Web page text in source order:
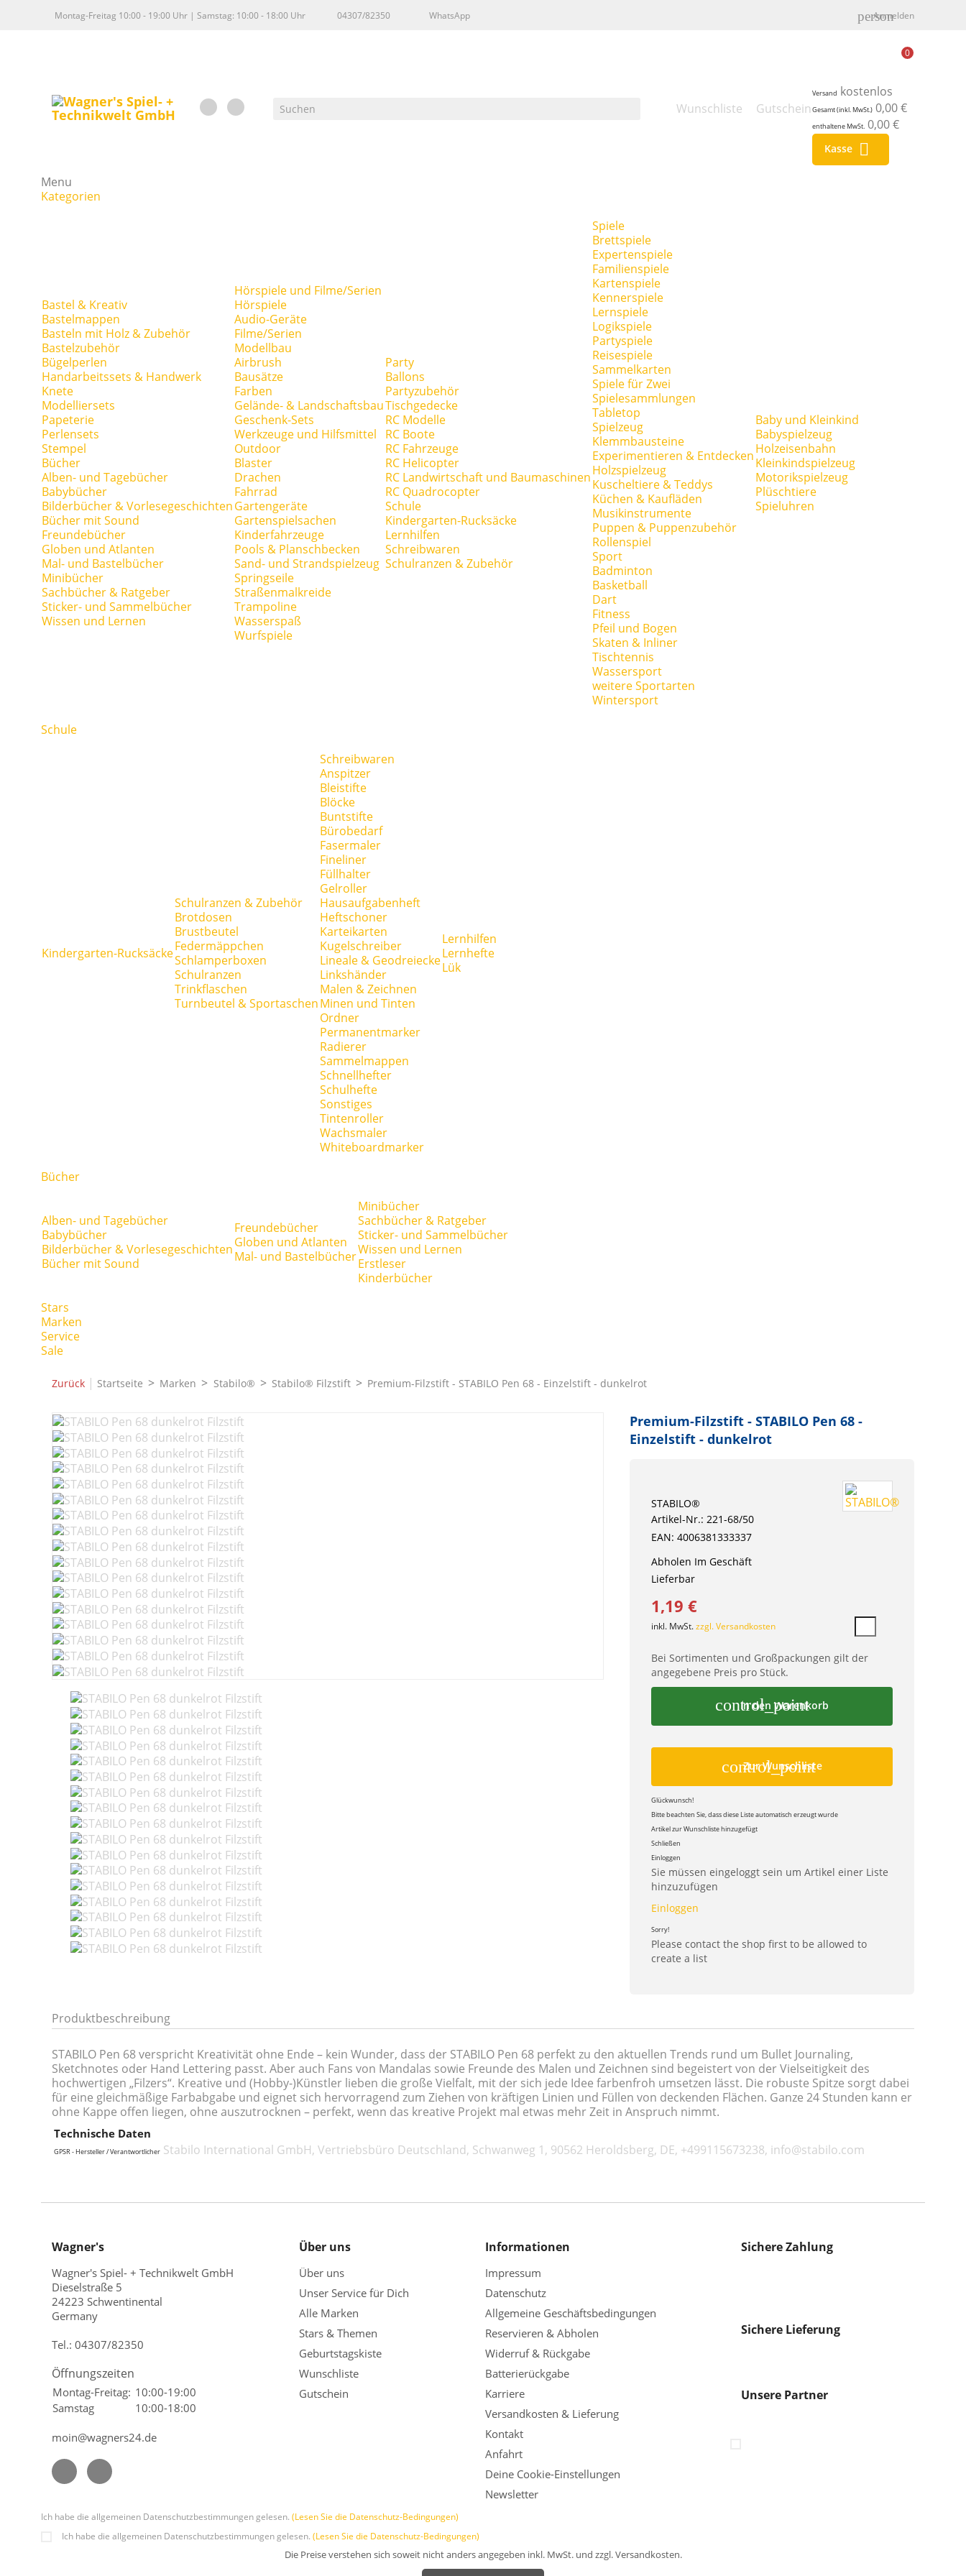
Montag-Freitag 10:00 - 19:00 Uhr | Samstag: 10:00 - 18:00 Uhr 04307/82350 WhatsApp person
Anmelden
Wunschliste Gutschein
0
Versand kostenlos
Gesamt (inkl. MwSt.) 0,00 €
enthaltene MwSt. 0,00 €
Kasse 
Menu
Kategorien
Bastel & Kreativ
Bastelmappen
Basteln mit Holz & Zubehör
Bastelzubehör
Bügelperlen
Handarbeitssets & Handwerk
Knete
Modelliersets
Papeterie
Perlensets
Stempel
Bücher
Alben- und Tagebücher
Babybücher
Bilderbücher & Vorlesegeschichten
Bücher mit Sound
Freundebücher
Globen und Atlanten
Mal- und Bastelbücher
Minibücher
Sachbücher & Ratgeber
Sticker- und Sammelbücher
Wissen und Lernen
Hörspiele und Filme/Serien
Hörspiele
Audio-Geräte
Filme/Serien
Modellbau
Airbrush
Bausätze
Farben
Gelände- & Landschaftsbau
Geschenk-Sets
Werkzeuge und Hilfsmittel
Outdoor
Blaster
Drachen
Fahrrad
Gartengeräte
Gartenspielsachen
Kinderfahrzeuge
Pools & Planschbecken
Sand- und Strandspielzeug
Springseile
Straßenmalkreide
Trampoline
Wasserspaß
Wurfspiele
Party
Ballons
Partyzubehör
Tischgedecke
RC Modelle
RC Boote
RC Fahrzeuge
RC Helicopter
RC Landwirtschaft und Baumaschinen
RC Quadrocopter
Schule
Kindergarten-Rucksäcke
Lernhilfen
Schreibwaren
Schulranzen & Zubehör
Spiele
Brettspiele
Expertenspiele
Familienspiele
Kartenspiele
Kennerspiele
Lernspiele
Logikspiele
Partyspiele
Reisespiele
Sammelkarten
Spiele für Zwei
Spielesammlungen
Tabletop
Spielzeug
Klemmbausteine
Experimentieren & Entdecken
Holzspielzeug
Kuscheltiere & Teddys
Küchen & Kaufläden
Musikinstrumente
Puppen & Puppenzubehör
Rollenspiel
Sport
Badminton
Basketball
Dart
Fitness
Pfeil und Bogen
Skaten & Inliner
Tischtennis
Wassersport
weitere Sportarten
Wintersport
Baby und Kleinkind
Babyspielzeug
Holzeisenbahn
Kleinkindspielzeug
Motorikspielzeug
Plüschtiere
Spieluhren
Schule
Kindergarten-Rucksäcke
Schulranzen & Zubehör
Brotdosen
Brustbeutel
Federmäppchen
Schlamperboxen
Schulranzen
Trinkflaschen
Turnbeutel & Sportaschen
Schreibwaren
Anspitzer
Bleistifte
Blöcke
Buntstifte
Bürobedarf
Fasermaler
Fineliner
Füllhalter
Gelroller
Hausaufgabenheft
Heftschoner
Karteikarten
Kugelschreiber
Lineale & Geodreiecke
Linkshänder
Malen & Zeichnen
Minen und Tinten
Ordner
Permanentmarker
Radierer
Sammelmappen
Schnellhefter
Schulhefte
Sonstiges
Tintenroller
Wachsmaler
Whiteboardmarker
Lernhilfen
Lernhefte
Lük
Bücher
Alben- und Tagebücher
Babybücher
Bilderbücher & Vorlesegeschichten
Bücher mit Sound
Freundebücher
Globen und Atlanten
Mal- und Bastelbücher
Minibücher
Sachbücher & Ratgeber
Sticker- und Sammelbücher
Wissen und Lernen
Erstleser
Kinderbücher
Stars
Marken
Service
Sale
Zurück | Startseite Marken Stabilo® Stabilo® Filzstift Premium-Filzstift - STABILO Pen 68 - Einzelstift - dunkelrot
Premium-Filzstift - STABILO Pen 68 -
Einzelstift - dunkelrot
STABILO®
Artikel-Nr.: 221-68/50
EAN: 4006381333337
Abholen Im Geschäft
Lieferbar
1,19 €
inkl. MwSt.zzgl. Versandkosten
Bei Sortimenten und Großpackungen gilt der
angegebene Preis pro Stück.
control_point
In den Warenkorb
control_point
Zur Wunschliste
Glückwunsch!
Bitte beachten Sie, dass diese Liste automatisch erzeugt wurde
Artikel zur Wunschliste hinzugefügt
Schließen
Einloggen
Sie müssen eingeloggt sein um Artikel einer Liste
hinzuzufügen
Einloggen
Sorry!
Please contact the shop first to be allowed to
create a list
Produktbeschreibung
STABILO Pen 68 verspricht Kreativität ohne Ende – kein Wunder, dass der STABILO Pen 68 perfekt zu den aktuellen Trends rund um Bullet Journaling,
Sketchnotes oder Hand Lettering passt. Aber auch Fans von Mandalas sowie Freunde des Malen und Zeichnen sind begeistert von der Vielseitigkeit des
hochwertigen „Filzers“. Kreative und (Hobby-)Künstler lieben die große Vielfalt, mit der sich jede Idee farbenfroh umsetzen lässt. Die robuste Spitze sorgt dabei
für eine gleichmäßige Farbabgabe und eignet sich hervorragend zum Ziehen von kräftigen Linien und Füllen von deckenden Flächen. Ganze 24 Stunden kann er
ohne Kappe offen liegen, ohne auszutrocknen – perfekt, wenn das kreative Projekt mal etwas mehr Zeit in Anspruch nimmt.
Technische Daten
GPSR - Hersteller / Verantwortlicher Stabilo International GmbH, Vertriebsbüro Deutschland, Schwanweg 1, 90562 Heroldsberg, DE, +499115673238, info@stabilo.com
Wagner's
Wagner's Spiel- + Technikwelt GmbH
Dieselstraße 5
24223 Schwentinental
Germany
Tel.: 04307/82350
Öffnungszeiten
Montag-Freitag: 10:00-19:00
Samstag
10:00-18:00
moin@wagners24.de
Über uns
Über uns
Unser Service für Dich
Alle Marken
Stars & Themen
Geburtstagskiste
Wunschliste
Gutschein
Informationen
Impressum
Datenschutz
Allgemeine Geschäftsbedingungen
Reservieren & Abholen
Widerruf & Rückgabe
Batterierückgabe
Karriere
Versandkosten & Lieferung
Kontakt
Anfahrt
Deine Cookie-Einstellungen
Newsletter
Sichere Zahlung
Sichere Lieferung
Unsere Partner
Ich habe die allgemeinen Datenschutzbestimmungen gelesen. (Lesen Sie die Datenschutz-Bedingungen)
Ich habe die allgemeinen Datenschutzbestimmungen gelesen. (Lesen Sie die Datenschutz-Bedingungen)
Die Preise verstehen sich soweit nicht anders angegeben inkl. MwSt. und zzgl. Versandkosten.